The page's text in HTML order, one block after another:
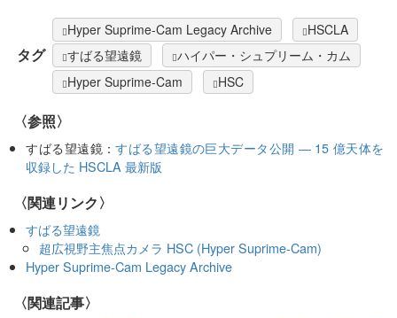
タグ
Hyper Suprime-Cam Legacy Archive
HSCLA
すばる望遠鏡
ハイパー・シュプリーム・カム
Hyper Suprime-Cam
HSC
〈参照〉
すばる望遠鏡：すばる望遠鏡の巨大データ公開 ― 15 億天体を
収録した HSCLA 最新版
〈関連リンク〉
すばる望遠鏡
超広視野主焦点カメラ HSC (Hyper Suprime-Cam)
Hyper Suprime-Cam Legacy Archive
関連記事